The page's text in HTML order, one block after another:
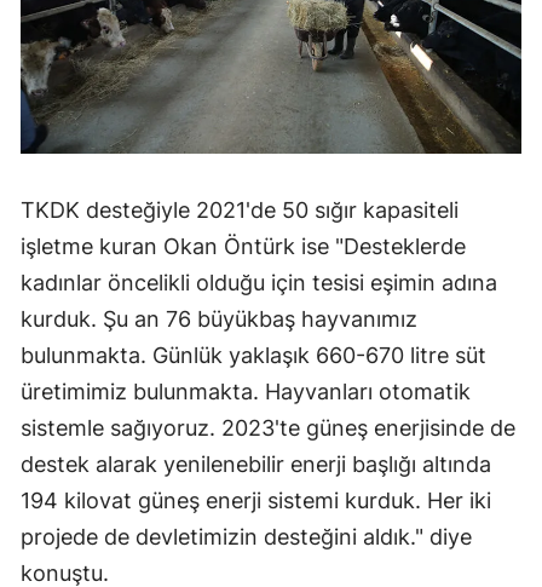
TKDK desteğiyle 2021'de 50 sığır kapasiteli
işletme kuran Okan Öntürk ise "Desteklerde
kadınlar öncelikli olduğu için tesisi eşimin adına
kurduk. Şu an 76 büyükbaş hayvanımız
bulunmakta. Günlük yaklaşık 660-670 litre süt
üretimimiz bulunmakta. Hayvanları otomatik
sistemle sağıyoruz. 2023'te güneş enerjisinde de
destek alarak yenilenebilir enerji başlığı altında
194 kilovat güneş enerji sistemi kurduk. Her iki
projede de devletimizin desteğini aldık." diye
konuştu.